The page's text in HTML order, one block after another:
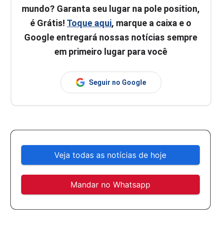
mundo? Garanta seu lugar na pole position,
é Grátis! Toque aqui, marque a caixa e o
Google entregará nossas notícias sempre
em primeiro lugar para você
Seguir no Google
Veja todas as notícias de hoje
Mandar no Whatsapp